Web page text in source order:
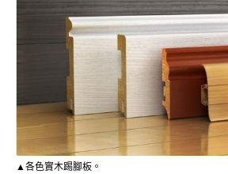
▲各色實木踢腳板。